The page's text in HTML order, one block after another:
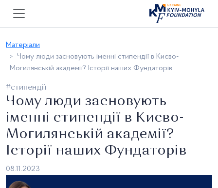
Матеріали
Чому люди засновують іменні стипендії в Києво-
Могилянській академії? Історії наших Фундаторів
#стипендії
Чому люди засновують
іменні стипендії в Києво-
Могилянській академії?
Історії наших Фундаторів
08.11.2023